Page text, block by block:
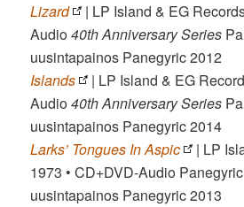
Lizard
| LP Island & EG
Audio40th Anniversary Series
uusintapainos Panegyric 2012
Islands
| LP Island & EG
Audio40th Anniversary Series
uusintapainos Panegyric 2014
Larks’ Tongues In Aspic
| LP
1973 • CD+DVD-Audio
uusintapainos Panegyric 2013